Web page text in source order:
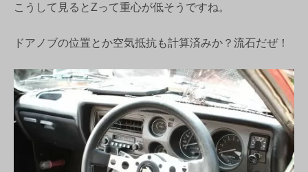
こうして見るとZって重心が低そうですね。
ドアノブの位置とか空気抵抗も計算済みか？流石だぜ！